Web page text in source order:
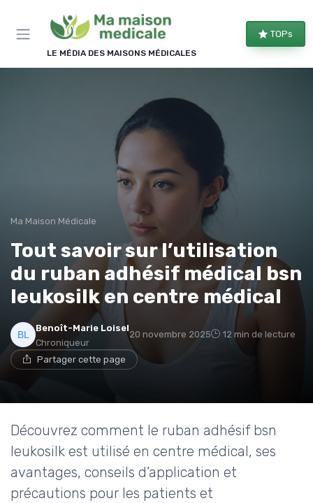
LE MÉDIA DES MAISONS MÉDICALES
TOPs
Ma Maison Médicale
Tout savoir sur l’utilisation
du ruban adhésif médical bsn
leukosilk en centre médical
Benoît-Marie Loisel
Chroniqueur
20 novembre 2025 12 min de lecture
Partager cette page
Découvrez comment le ruban adhésif bsn
leukosilk est utilisé en centre médical, ses
avantages, conseils d’application et
précautions pour les patients et